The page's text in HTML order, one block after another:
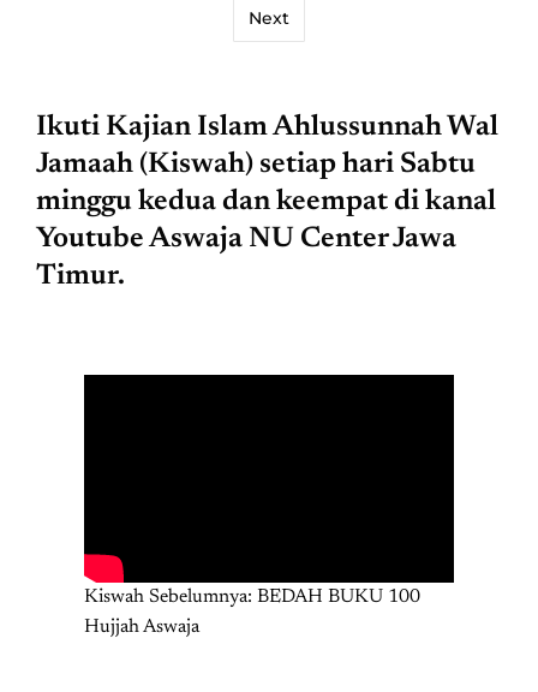
Next
Ikuti Kajian Islam Ahlussunnah Wal
Jamaah (Kiswah) setiap hari Sabtu
minggu kedua dan keempat di kanal
Youtube Aswaja NU Center Jawa
Timur.
Kiswah Sebelumnya: BEDAH BUKU 100
Hujjah Aswaja